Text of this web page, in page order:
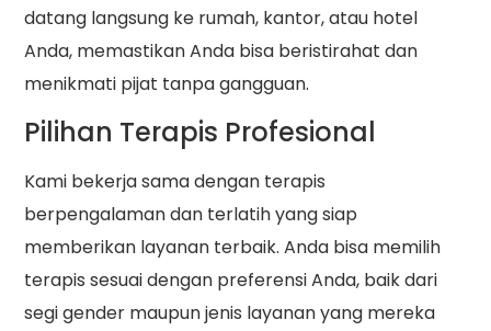
datang langsung ke rumah, kantor, atau hotel
Anda, memastikan Anda bisa beristirahat dan
menikmati pijat tanpa gangguan.
Pilihan Terapis Profesional
Kami bekerja sama dengan terapis
berpengalaman dan terlatih yang siap
memberikan layanan terbaik. Anda bisa memilih
terapis sesuai dengan preferensi Anda, baik dari
segi gender maupun jenis layanan yang mereka